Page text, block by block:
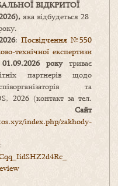
ВІДКРИТОЇ
яка відбудеться 28
: Посвідчення №550
технічної експертизи
01.09.2026 рокутриває
партнерів щодо
та
2026 (контакт за тел.
Сайт
index.php/zakhody-